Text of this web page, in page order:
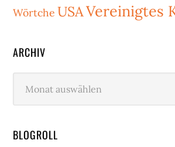
Wörtche USAVereinigtes
ARCHIV
BLOGROLL